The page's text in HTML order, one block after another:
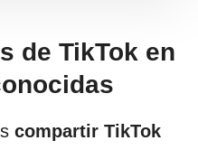
de TikTok en
compartir TikTok